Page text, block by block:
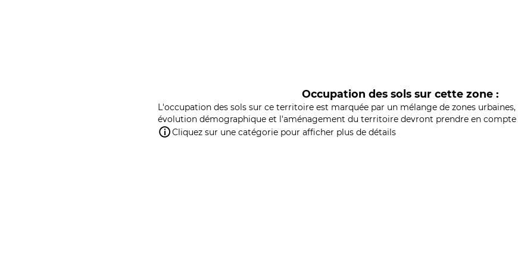
Occupation des sols sur cette zone :
L'occupation des sols sur ce territoire est marquée par un mélange de zones
évolution démographique et l'aménagement du territoire devront prendre en compte
Cliquez sur une catégorie pour afficher plus de détails